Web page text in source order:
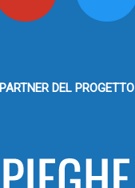
PARTNER DEL PROGETTO